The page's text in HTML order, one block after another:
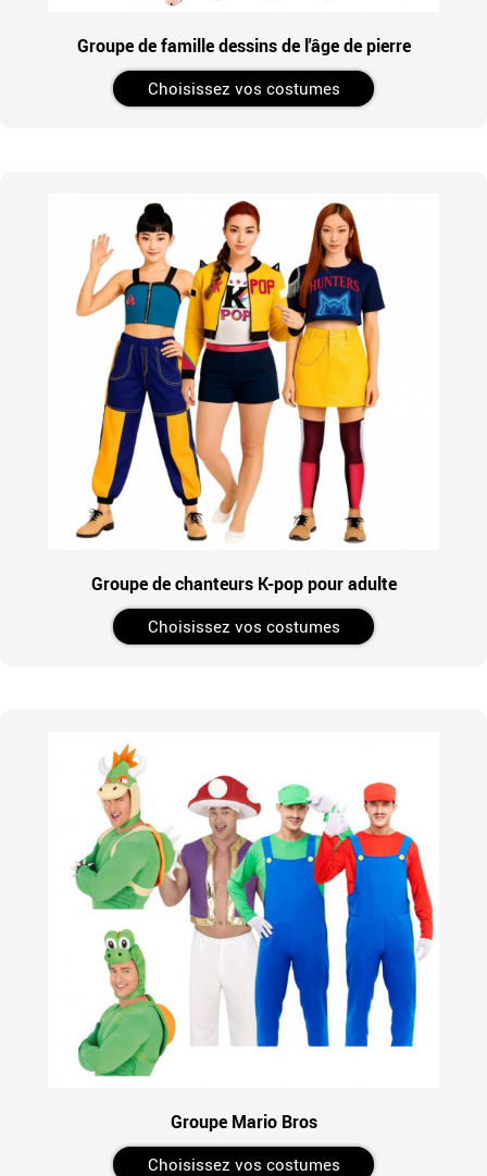
Groupe de famille dessins de l'âge de pierre
Choisissez vos costumes
Groupe de chanteurs K-pop pour adulte
Choisissez vos costumes
Groupe Mario Bros
Choisissez vos costumes